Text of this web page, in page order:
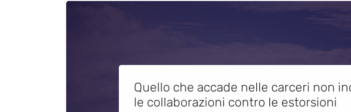
Quello che accade nelle carceri non
le collaborazioni contro le estorsioni